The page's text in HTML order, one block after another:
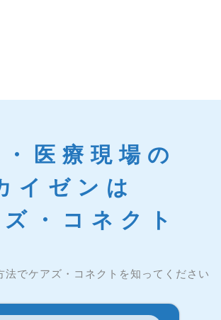
医療現場の
イゼンは
・コネクト
法でケアズ・コネクトを知ってください